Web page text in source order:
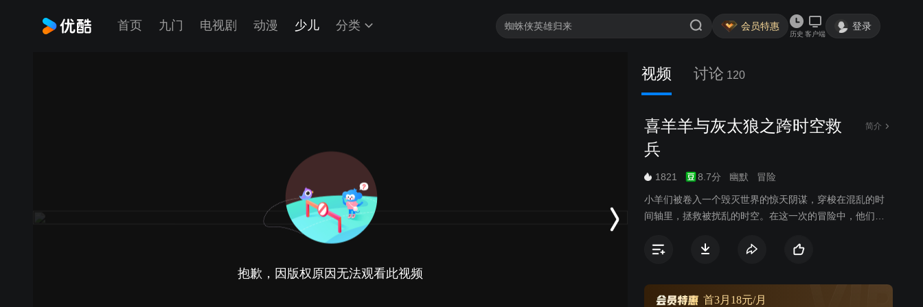
首页 九门 电视剧 动漫 少儿 分类 会员特惠
历史 客户端
登录
抱歉，因版权原因无法观看此视频
视频 讨论 120
喜羊羊与灰太狼之跨时空救
兵
简介
1821 8.7分 幽默 冒险
小羊们被卷入一个毁灭世界的惊天阴谋，穿梭在混乱的时
间轴里，拯救被扰乱的时空。在这一次的冒险中，他们穿
这一过程里，发现一些当年隐藏在背后的真相，在逐步接
首3月18元/月